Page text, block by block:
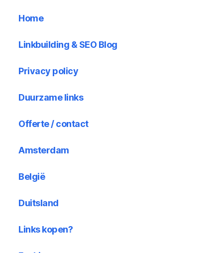
Home
Linkbuilding & SEO Blog
Privacy policy
Duurzame links
Offerte / contact
Amsterdam
België
Duitsland
Links kopen?